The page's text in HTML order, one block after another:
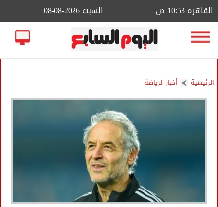
السبت 2026-08-08 القاهره 10:53 ص
الرئيسية أخبار الرياضة